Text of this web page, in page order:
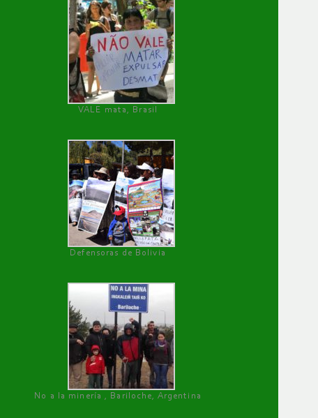
VALE mata, Brasil
Defensoras de Bolivia
No a la minería , Bariloche, Argentina